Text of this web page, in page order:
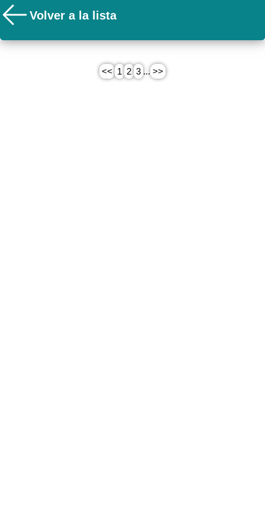
Volver a la lista
<< 1 2 3 ... >>